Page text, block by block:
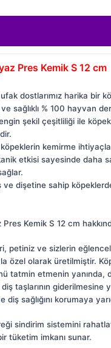
Pres Kemik S 12 cm
dostlarımız harika bir
sağlıklı % 100 hayvan
şekil çeşitliliği ile
kemirme
etkisi sayesinde daha
ve dişetine sahip
Kemik S 12 cm
petiniz ve sizlerin
özel olarak üretilmiştir.
tatmin etmenin yanında,
taşlarının giderilmesine
diş sağlığını korumaya
sindirim sistemini
tüketim imkanı sunar.